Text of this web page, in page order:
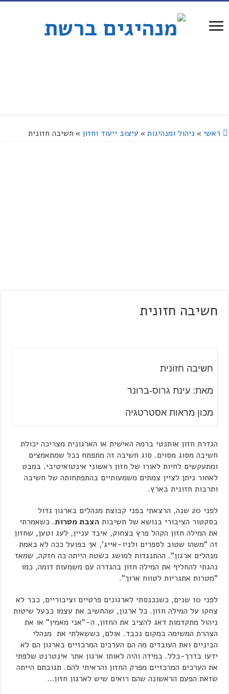
ראשי » ניהול ומנהיגות » עיצוב ייעוד וחזון » חשיבה חזונית
חשיבה חזונית
חשיבה חזונית
מאת: עינת גרוס-ברונר
מכון מראות אסטרטגיה
הגדרת חזון אותנטי ברמה האישית או הארגונית מצריכה יכולת
חשיבה מסוג מסוים. סוג חשיבה זה מתפתח ככל שמתאמצים
ומתעקשים לחיות לאורו של חזון ראשוני אינטואיטיבי. במבט
לאחור ניתן לציין צמתים משמעותיים בהתפתחותה של חשיבה
ותרבות חזונית בארץ.
לפני 20 שנה, הרצאתי בפני קבוצת מנהלים בארגון גדול
בסקטור הציבורי בנושא של חשיבותהצבת מטרות. כשאמרתי
את המילה חזון הקהל פרץ בצחוק, איבד עניין, לעג וטען, שחזון
זה "משהו שטוב לספרים ולניו-אייג', אך בפועל ככה לא באמת
מנהלים ארגון". ההתנגדות למושג בשטח הייתה כה חזקה, שמאז
נהגתי להחליף את המילה חזון בהגדרה עם משמעות דומה, כמו
"מטרות אתגריות לטווח ארוך".
לפני 10 שנים, כשנכנסתי לארגונים פרטיים וציבוריים, כבר לא
צחקו על המילה חזון. כל ארגון, שהחשיב את עצמו כבעל שיטות
ניהול מתקדמות דאג להציב את החזון, ה-"אני מאמין" או את
הצהרת המשימה במקום נכבד. אולם, כששאלתי את מנהלי
הביניים ואת העובדים מה הם הערכים המרכזיים בארגון הם לא
ידעו בדרך-כלל. במידה והיה לאותו ארגון אתר אינטרנט שלפתי
את הערכים המרכזיים מפרק החזון והראיתי להם. תגובתם הייתה
שזאת הפעם הראשונה שהם רואים שיש לארגון חזון…